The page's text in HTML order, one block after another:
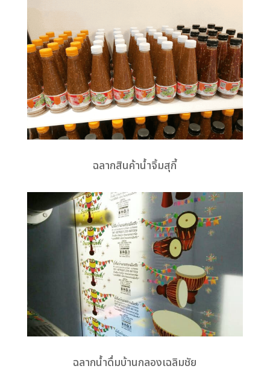
ฉลากสินค้าน้ำจิ้มสุกี้
ฉลากน้ำดื่มบ้านกลองเฉลิมชัย